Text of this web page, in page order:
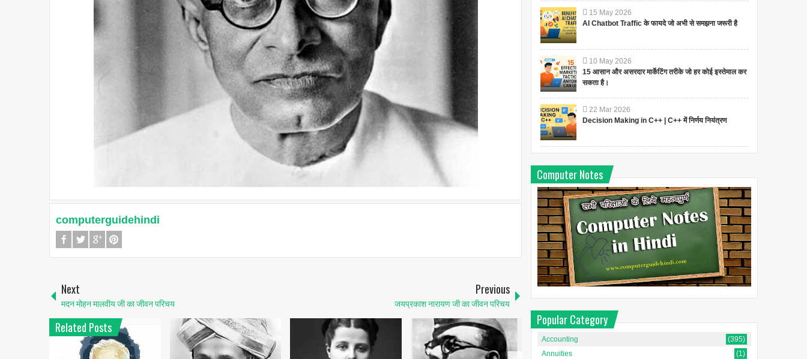
computerguidehindi
Next
मदन मोहन मालवीय जी का जीवन परिचय
Previous
जयप्रकाश नारायण जी का जीवन परिचय
Related Posts
15 May 2026
AI Chatbot Traffic के फायदे जो अभी से समझना जरूरी है
10 May 2026
15 आसान और असरदार मार्केटिंग तरीके जो हर कोई इस्तेमाल कर
सकता है।
22 Mar 2026
Decision Making in C++ | C++ में निर्णय नियंत्रण
Computer Notes
Popular Category
Accounting
(395)
Annuities
(1)